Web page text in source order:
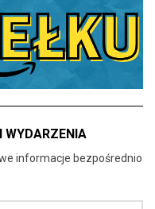
WYDARZENIA
informacje bezpośrednio